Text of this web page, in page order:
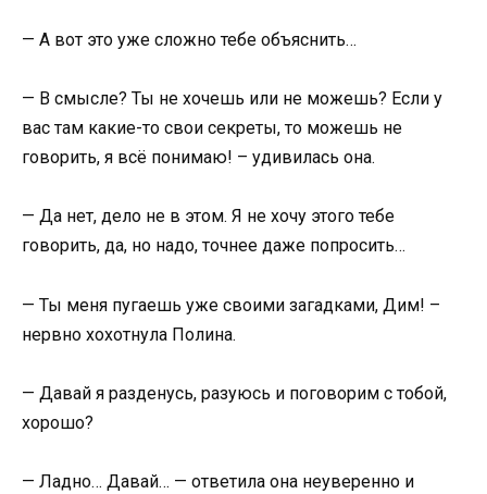
— А вот это уже сложно тебе объяснить…
— В смысле? Ты не хочешь или не можешь? Если у
вас там какие-то свои секреты, то можешь не
говорить, я всё понимаю! – удивилась она.
— Да нет, дело не в этом. Я не хочу этого тебе
говорить, да, но надо, точнее даже попросить…
— Ты меня пугаешь уже своими загадками, Дим! –
нервно хохотнула Полина.
— Давай я разденусь, разуюсь и поговорим с тобой,
хорошо?
— Ладно… Давай… — ответила она неуверенно и